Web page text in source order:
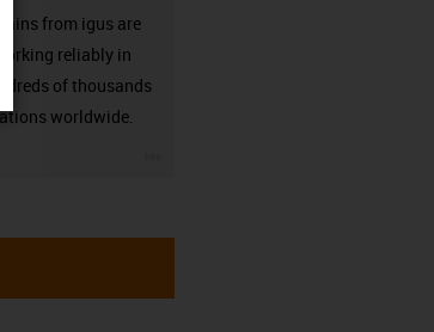
from igus are
reliably in
of thousands
worldwide.